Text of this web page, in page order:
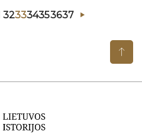
323334353637